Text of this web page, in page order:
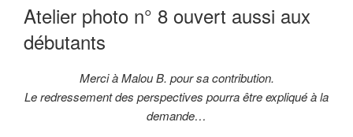
Atelier photo n° 8 ouvert aussi aux
débutants
Merci à Malou B. pour sa contribution.
Le redressement des perspectives pourra être expliqué à la
demande…